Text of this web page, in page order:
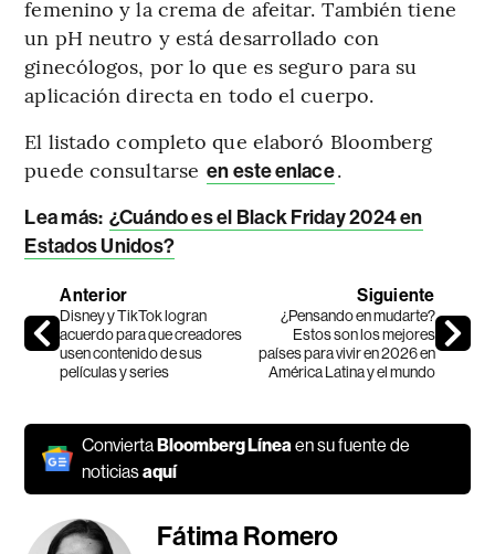
femenino y la crema de afeitar. También tiene
un pH neutro y está desarrollado con
ginecólogos, por lo que es seguro para su
aplicación directa en todo el cuerpo.
El listado completo que elaboró Bloomberg
puede consultarse en este enlace.
Lea más: ¿Cuándo es el Black Friday 2024 en
Estados Unidos?
Anterior
Disney y TikTok logran
acuerdo para que creadores
usen contenido de sus
películas y series
Siguiente
¿Pensando en mudarte?
Estos son los mejores
países para vivir en 2026 en
América Latina y el mundo
ConviertaBloomberg Línea en su fuente de
noticiasaquí
Fátima Romero